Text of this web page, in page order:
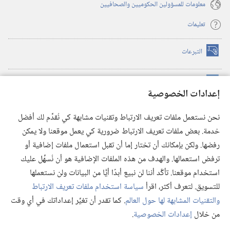
إعدادات الخصوصية
نحن نستعمل ملفات تعريف الارتباط وتقنيات مشابهة كي نُقدِّم لك أفضل
خدمة. بعض ملفات تعريف الارتباط ضرورية كي يعمل موقعنا ولا يمكن
رفضها. ولكن بإمكانك أن تختار إما أن تقبل استعمال ملفات إضافية أو
ترفض استعمالها. والهدف من هذه الملفات الإضافية هو أن نُسهِّل عليك
استخدام موقعنا. تأكَّد أننا لن نبيع أبدًا أيًّا من البيانات ولن نستعملها
للتسويق. لتعرف أكثر، اقرأسياسة استخدام ملفات تعريف الارتباط
والتقنيات المشابهة لها حول العالم. كما تقدر أن تغيِّر إعداداتك في أي وقت
من خلال إعدادات الخصوصية.
معلومات للمسؤولين الحكوميين والصحافيين
تعليمات
التبرعات (يفتح
نافذة
(يفتح
نافذة
(يفتح
نافذة
جديدة) تطبيق ®
JW Library
مكتبة برج المراقبة
© 2026 .Watch Tower Bible and Tract Society of Pennsylvania
شروط الاستخدام |